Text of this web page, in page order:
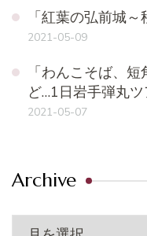
「紅葉の弘前城～
2021-05-09
「わんこそば、
ど…1日岩手弾丸ツ
2021-05-07
Archive
Archive